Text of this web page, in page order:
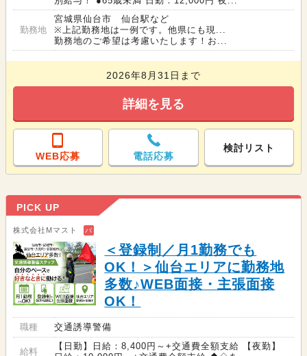
勤務地
宮城県仙台市 仙台駅など
※上記勤務地は一例です。他県にも現...
勤務地のご希望は考慮いたします！お...
2026年8月31日まで
詳細を見る
WEB応募 電話応募
検討リスト
PICK UP
株式会社Mマスト バ
＜登録制／月1勤務でも
OK！＞仙台エリアに勤務地
多数♪WEB面接・主張面接
OK！
職種 交通誘導警備
給料
【日勤】日給：8,400円～+交通費全額支給 【夜勤】